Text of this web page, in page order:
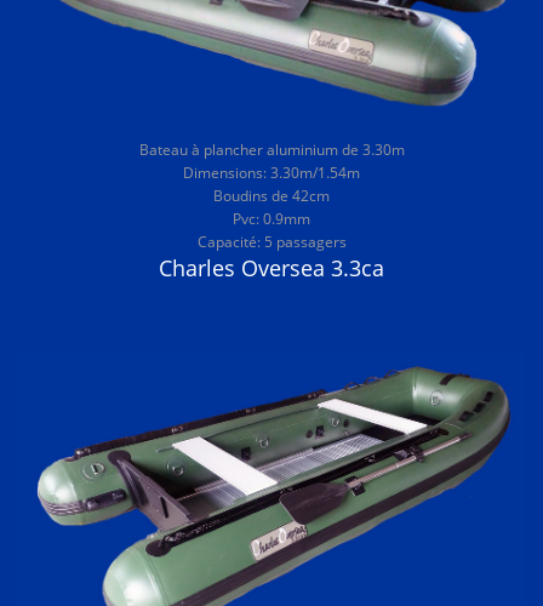
Bateau à plancher aluminium de 3.30m
Dimensions: 3.30m/1.54m
Boudins de 42cm
Pvc: 0.9mm
Capacité: 5 passagers
Charles Oversea 3.3ca